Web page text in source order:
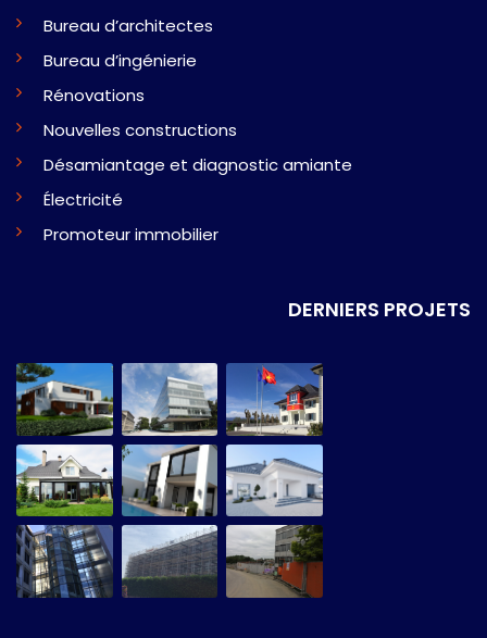
Bureau d’architectes
Bureau d’ingénierie
Rénovations
Nouvelles constructions
Désamiantage et diagnostic amiante
Électricité
Promoteur immobilier
DERNIERS PROJETS